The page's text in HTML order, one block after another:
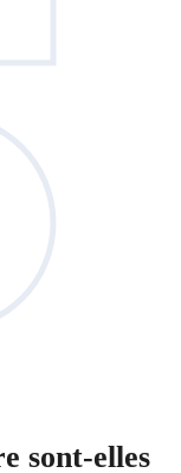
sont-elles